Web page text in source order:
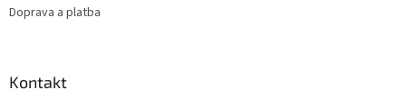
Doprava a platba
Kontakt